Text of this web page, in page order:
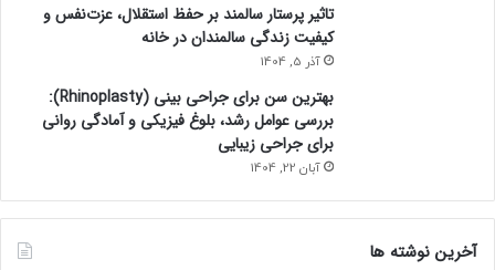
تاثیر پرستار سالمند بر حفظ استقلال، عزت‌نفس و
کیفیت زندگی سالمندان در خانه
آذر 5, 1404
بهترین سن برای جراحی بینی (Rhinoplasty):
بررسی عوامل رشد، بلوغ فیزیکی و آمادگی روانی
برای جراحی زیبایی
آبان 22, 1404
آخرین نوشته ها